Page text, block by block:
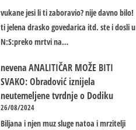
vukane jesi li ti zaboravio? nije davno bilo!
ti jelena drasko govedarica itd. ste i dosli u
N:S:preko mrtvi na…
nevena ANALITIČAR MOŽE BITI
SVAKO: Obradović iznijela
neutemeljene tvrdnje o Dodiku
26/08/2024
Biljana i njen muz sluge natoa i mrzitelji